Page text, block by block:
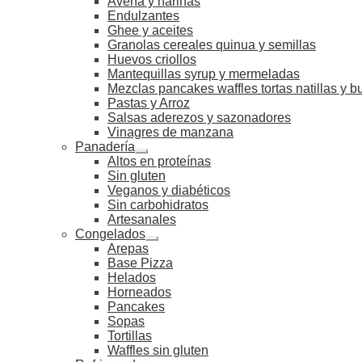
Endulzantes
Ghee y aceites
Granolas cereales quinua y semillas
Huevos criollos
Mantequillas syrup y mermeladas
Mezclas pancakes waffles tortas natillas y
Pastas y Arroz
Salsas aderezos y sazonadores
Vinagres de manzana
Panadería
Altos en proteínas
Sin gluten
Veganos y diabéticos
Sin carbohidratos
Artesanales
Congelados
Arepas
Base Pizza
Helados
Horneados
Pancakes
Sopas
Tortillas
Waffles sin gluten